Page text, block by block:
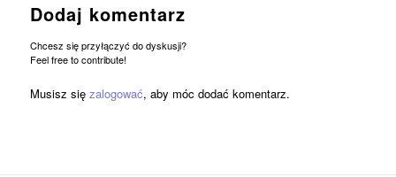
Dodaj komentarz
Chcesz się przyłączyć do dyskusji?
Feel free to contribute!
Musisz się zalogować, aby móc dodać komentarz.